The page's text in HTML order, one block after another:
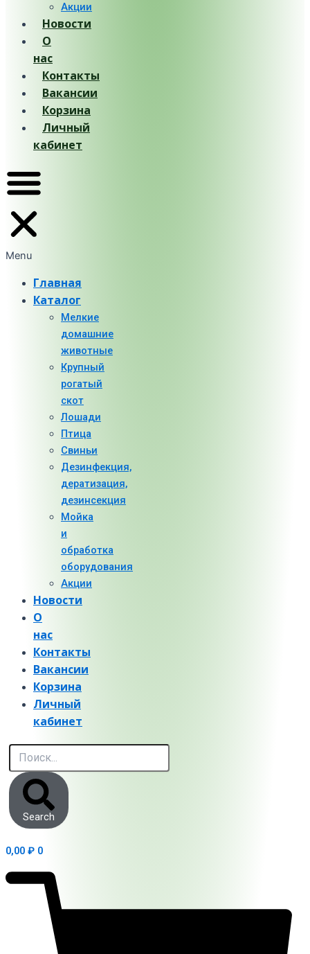
Акции
Новости
О
нас
Контакты
Вакансии
Корзина
Личный
кабинет
Menu
Главная
Каталог
Мелкие
домашние
животные
Крупный
рогатый
скот
Лошади
Птица
Свиньи
Дезинфекция,
дератизация,
дезинсекция
Мойка
и
обработка
оборудования
Акции
Новости
О
нас
Контакты
Вакансии
Корзина
Личный
кабинет
Search
0,00 ₽ 0